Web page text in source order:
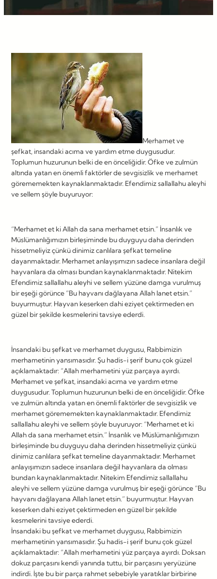
Merhamet ve
şefkat, insandaki acıma ve yardım etme duygusudur.
Toplumun huzurunun belki de en önceliğidir. Öfke ve zulmün
altında yatan en önemli faktörler de sevgisizlik ve merhamet
görememekten kaynaklanmaktadır. Efendimiz sallallahu aleyhi
ve sellem şöyle buyuruyor:
“Merhamet et ki Allah da sana merhamet etsin.” İnsanlık ve
Müslümanlığımızın birleşiminde bu duyguyu daha derinden
hissetmeliyiz çünkü dinimiz canlılara şefkat temeline
dayanmaktadır. Merhamet anlayışımızın sadece insanlara değil
hayvanlara da olması bundan kaynaklanmaktadır. Nitekim
Efendimiz sallallahu aleyhi ve sellem yüzüne damga vurulmuş
bir eşeği görünce “Bu hayvanı dağlayana Allah lanet etsin.”
buyurmuştur. Hayvan keserken dahi eziyet çektirmeden en
güzel bir şekilde kesmelerini tavsiye ederdi.
İnsandaki bu şefkat ve merhamet duygusu, Rabbimizin
merhametinin yansımasıdır. Şu hadis-i şerif bunu çok güzel
açıklamaktadır: “Allah merhametini yüz parçaya ayırdı.
Merhamet ve şefkat, insandaki acıma ve yardım etme
duygusudur. Toplumun huzurunun belki de en önceliğidir. Öfke
ve zulmün altında yatan en önemli faktörler de sevgisizlik ve
merhamet görememekten kaynaklanmaktadır. Efendimiz
sallallahu aleyhi ve sellem şöyle buyuruyor: “Merhamet et ki
Allah da sana merhamet etsin.” İnsanlık ve Müslümanlığımızın
birleşiminde bu duyguyu daha derinden hissetmeliyiz çünkü
dinimiz canlılara şefkat temeline dayanmaktadır. Merhamet
anlayışımızın sadece insanlara değil hayvanlara da olması
bundan kaynaklanmaktadır. Nitekim Efendimiz sallallahu
aleyhi ve sellem yüzüne damga vurulmuş bir eşeği görünce “Bu
hayvanı dağlayana Allah lanet etsin.” buyurmuştur. Hayvan
keserken dahi eziyet çektirmeden en güzel bir şekilde
kesmelerini tavsiye ederdi.
İnsandaki bu şefkat ve merhamet duygusu, Rabbimizin
merhametinin yansımasıdır. Şu hadis-i şerif bunu çok güzel
açıklamaktadır: “Allah merhametini yüz parçaya ayırdı. Doksan
dokuz parçasını kendi yanında tuttu, bir parçasını yeryüzüne
indirdi. İşte bu bir parça rahmet sebebiyle yaratıklar birbirine